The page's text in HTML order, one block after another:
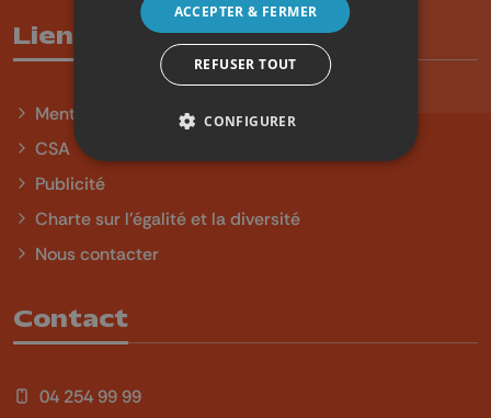
Liens utiles
Mentions légales
CSA
Publicité
Charte sur l'égalité et la diversité
Nous contacter
Contact
04 254 99 99
ACCEPTER & FERMER
REFUSER TOUT
CONFIGURER